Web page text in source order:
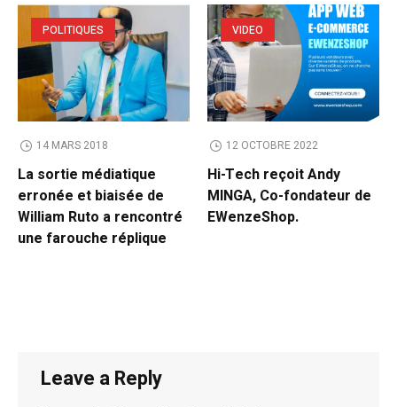
POLITIQUES
14 MARS 2018
La sortie médiatique
erronée et biaisée de
William Ruto a rencontré
une farouche réplique
VIDEO
12 OCTOBRE 2022
Hi-Tech reçoit Andy
MINGA, Co-fondateur de
EWenzeShop.
Leave a Reply